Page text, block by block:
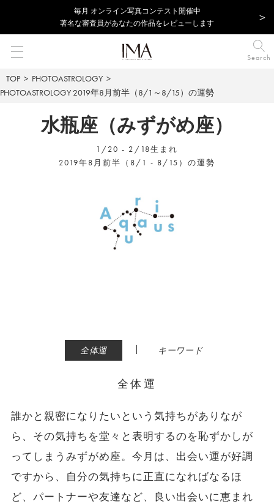
毎⽉ オンライン写真コンテスト開催中
著名な審査員があなたの作品をレビューします
Search
TOP
PHOTOASTROLOGY
PHOTOASTROLOGY 2019年8月前半（8/1～8/15）の運勢
水瓶座（みずがめ座）
1/20 - 2/18生まれ
2019年8月前半（8/1 - 8/15）の運勢
全体運 | キーワード
全体運
誰かと親密になりたいという気持ちがありなが
ら、その気持ちを堂々と表明するのを恥ずかしが
ってしまうみずがめ座。今月は、出会い運が好調
ですから、自分の気持ちに正直になればなるほ
ど、パートナーや友達など、良い出会いに恵まれ